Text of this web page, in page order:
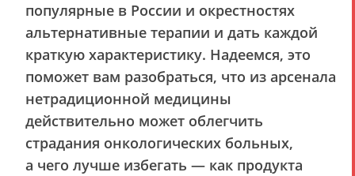
популярные в России и окрестностях
альтернативные терапии и дать каждой
краткую характеристику. Надеемся, это
поможет вам разобраться, что из арсенала
нетрадиционной медицины
действительно может облегчить
страдания онкологических больных,
а чего лучше избегать — как продукта